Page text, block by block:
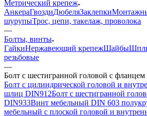
Метрический крепеж
АнкераГвоздиДюбеляЗаклепки
шурупыТрос, цепи, такелаж, проволока
—
Болты, винты
ГайкиНержавеющий крепежШайбы
резьбовые
—
Болт с шестигранной головой с
Болт с цилиндрической головой и
шлиц DIN912Болт с шестигранной
DIN933Винт мебельный DIN 603
мебельный с плоской головой и